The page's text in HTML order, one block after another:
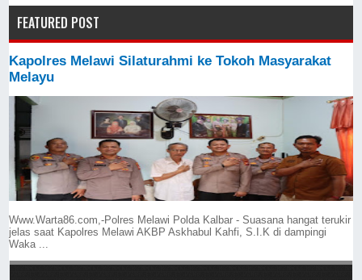
FEATURED POST
Kapolres Melawi Silaturahmi ke Tokoh Masyarakat
Melayu
Www.Warta86.com,-Polres Melawi Polda Kalbar - Suasana hangat terukir
jelas saat Kapolres Melawi AKBP Askhabul Kahfi, S.I.K di dampingi
Waka ...